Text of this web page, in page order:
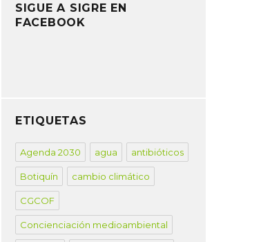
SIGUE A SIGRE EN
FACEBOOK
ETIQUETAS
Agenda 2030 agua antibióticos
Botiquín cambio climático
CGCOF
Concienciación medioambiental